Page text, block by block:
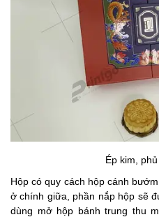
Ép kim,
Hộp có quy cách hộp cánh
ở chính giữa, phần nắp hộp sẽ
dùng mở hộp bánh trung thu